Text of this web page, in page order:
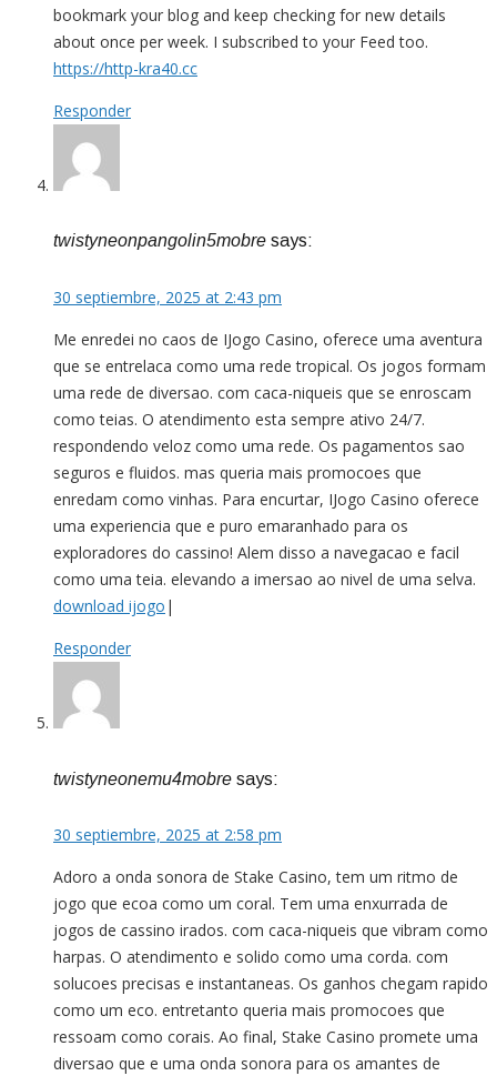
bookmark your blog and keep checking for new details
about once per week. I subscribed to your Feed too.
https://http-kra40.cc
Responder
twistyneonpangolin5mobre says:
30 septiembre, 2025 at 2:43 pm
Me enredei no caos de IJogo Casino, oferece uma aventura
que se entrelaca como uma rede tropical. Os jogos formam
uma rede de diversao. com caca-niqueis que se enroscam
como teias. O atendimento esta sempre ativo 24/7.
respondendo veloz como uma rede. Os pagamentos sao
seguros e fluidos. mas queria mais promocoes que
enredam como vinhas. Para encurtar, IJogo Casino oferece
uma experiencia que e puro emaranhado para os
exploradores do cassino! Alem disso a navegacao e facil
como uma teia. elevando a imersao ao nivel de uma selva.
download ijogo |
Responder
twistyneonemu4mobre says:
30 septiembre, 2025 at 2:58 pm
Adoro a onda sonora de Stake Casino, tem um ritmo de
jogo que ecoa como um coral. Tem uma enxurrada de
jogos de cassino irados. com caca-niqueis que vibram como
harpas. O atendimento e solido como uma corda. com
solucoes precisas e instantaneas. Os ganhos chegam rapido
como um eco. entretanto queria mais promocoes que
ressoam como corais. Ao final, Stake Casino promete uma
diversao que e uma onda sonora para os amantes de